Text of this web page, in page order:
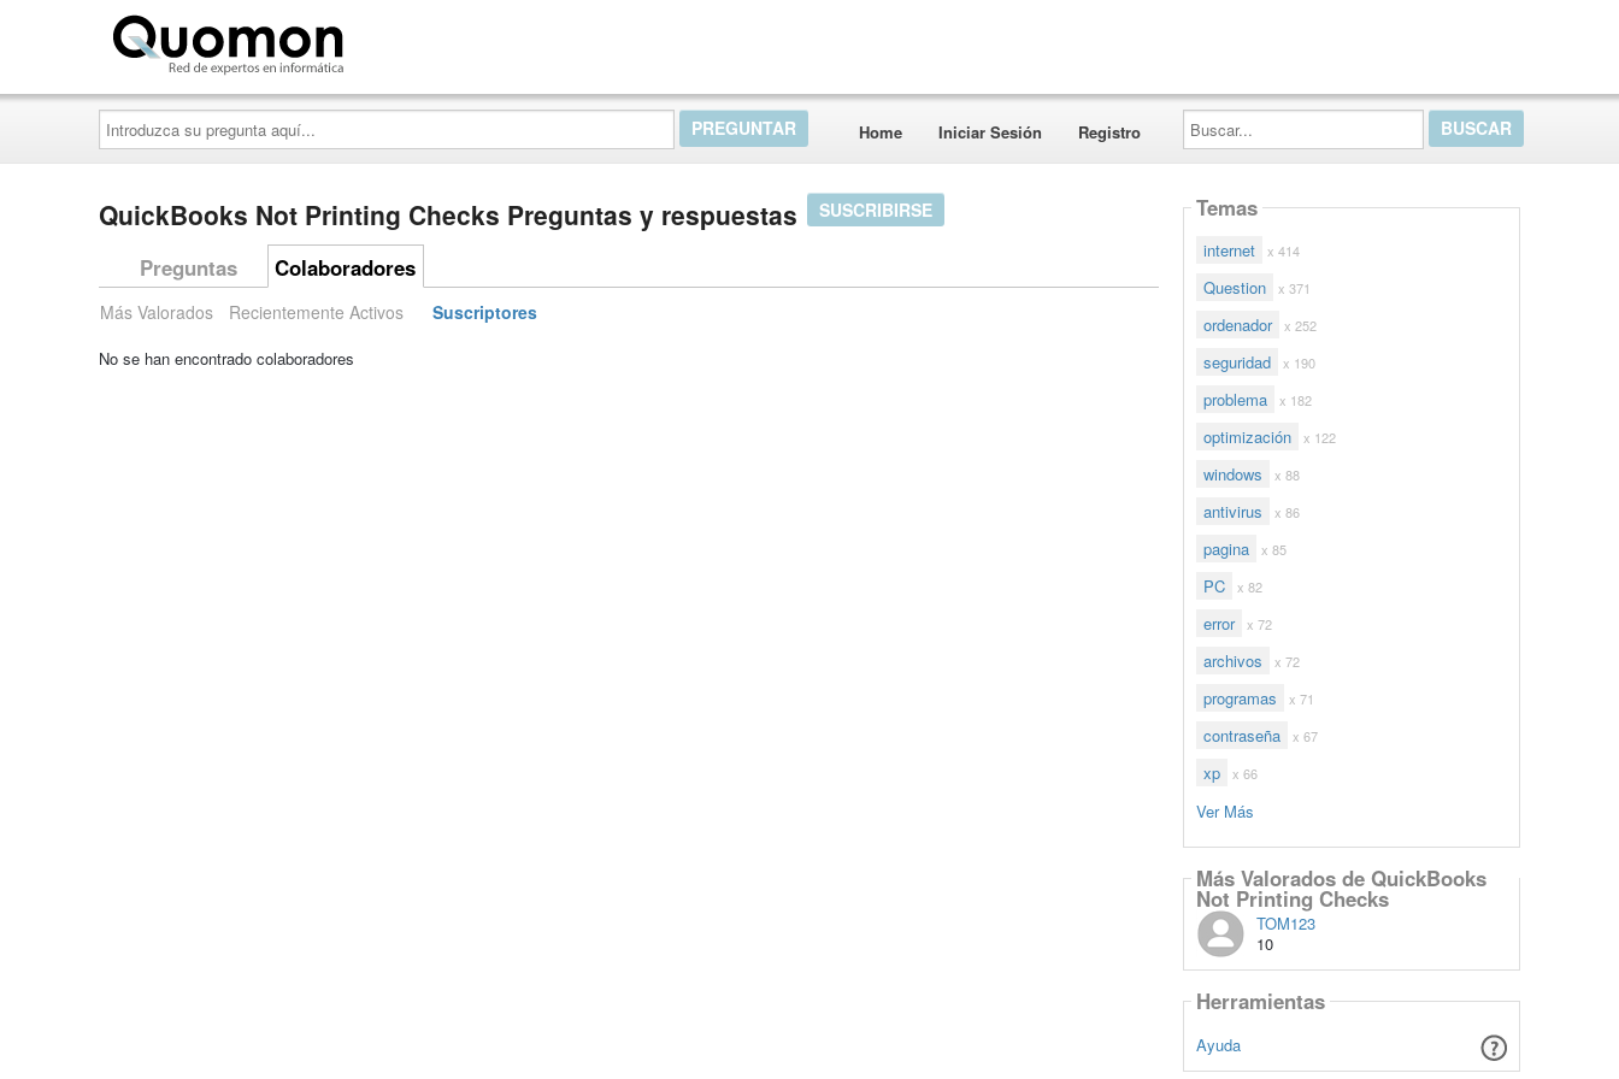
Introduzca
su
pregunta
aquí...
Home Iniciar Sesión Registro
Buscar...
QuickBooks Not Printing Checks Preguntas y respuestas SUSCRIBIRSE
Preguntas Colaboradores
Más Valorados Recientemente Activos Suscriptores
No se han encontrado colaboradores
Temas
internet x 414
Question x 371
ordenador x 252
seguridad x 190
problema x 182
optimización x 122
windows x 88
antivirus x 86
pagina x 85
PC x 82
error x 72
archivos x 72
programas x 71
contraseña x 67
xp x 66
Ver Más
Más Valorados de QuickBooks
Not Printing Checks
TOM123
10
Herramientas
Ayuda